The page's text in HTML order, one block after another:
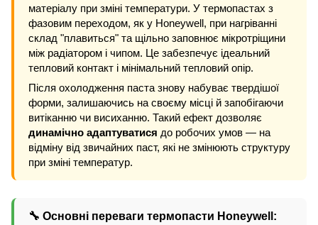
матеріалу при зміні температури. У термопастах з
фазовим переходом, як у Honeywell, при нагріванні
склад "плавиться" та щільно заповнює мікротріщини
між радіатором і чипом. Це забезпечує ідеальний
тепловий контакт і мінімальний тепловий опір.
Після охолодження паста знову набуває твердішої
форми, залишаючись на своєму місці й запобігаючи
витіканню чи висиханню. Такий ефект дозволяє
динамічно адаптуватися до робочих умов — на
відміну від звичайних паст, які не змінюють структуру
при зміні температур.
🔧 Основні переваги термопасти Honeywell: